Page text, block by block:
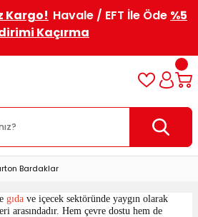
Kargo! Havale / EFT İle Öde %5
Kaçırma
Dön
Dön
Özel Baskılı Kutular ve
Dön
Dön
Dön
Dön
Dön
Dön
Dön
Dön
Bardaklar
gıda ve içecek sektöründe yaygın olarak
arasındadır. Hem çevre dostu hem de